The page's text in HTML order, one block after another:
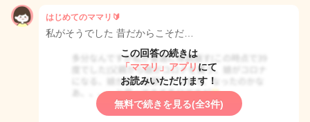
はじめてのママリ🔰
私がそうでした 昔だからこそだ…
この回答の続きは
「ママリ」アプリ にて
お読みいただけます！
無料で続きを見る(全3件)